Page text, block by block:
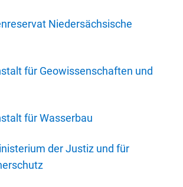
Niedersächsische
für Geowissenschaften und
für Wasserbau
der Justiz und für